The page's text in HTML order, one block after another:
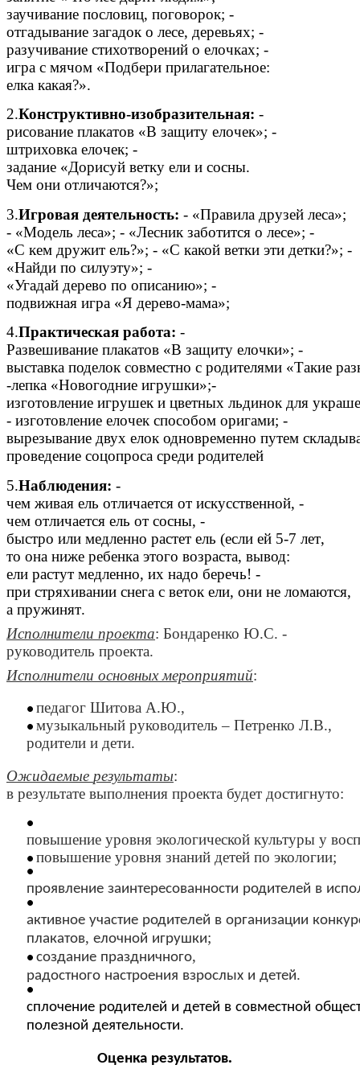
заучивание пословиц, поговорок; -
отгадывание загадок о лесе, деревьях; -
разучивание стихотворений о елочках; -
игра с мячом «Подбери прилагательное:
елка какая?».
2.Конструктивно-изобразительная: -
рисование плакатов «В защиту елочек»; -
штриховка елочек; -
задание «Дорисуй ветку ели и сосны.
Чем они отличаются?»;
3.Игровая деятельность: - «Правила друзей леса»;
- «Модель леса»; - «Лесник заботится о лесе»; -
«С кем дружит ель?»; - «С какой ветки эти детки?»; -
«Найди по силуэту»; -
«Угадай дерево по описанию»; -
подвижная игра «Я дерево-мама»;
4.Практическая работа: -
Развешивание плакатов «В защиту елочки»; -
выставка поделок совместно с родителями «Такие
-лепка «Новогодние игрушки»;-
изготовление игрушек и цветных льдинок для
- изготовление елочек способом оригами; -
вырезывание двух елок одновременно путем
проведение соцопроса среди родителей
5.Наблюдения: -
чем живая ель отличается от искусственной, -
чем отличается ель от сосны, -
быстро или медленно растет ель (если ей 5-7 лет,
то она ниже ребенка этого возраста, вывод:
ели растут медленно, их надо беречь! -
при стряхивании снега с веток ели, они не ломаются,
а пружинят.
Исполнители проекта: Бондаренко Ю.С. -
руководитель проекта.
Исполнители основных мероприятий:
педагог Шитова А.Ю.,
музыкальный руководитель –Петренко Л.В.,
родители и дети.
Ожидаемые результаты:
в результате выполнения проекта будет достигнуто:
повышение уровня экологической культуры у
повышение уровня знаний детей по экологии;
проявление заинтересованности родителей в
активное участие родителей в организации
плакатов,елочной игрушки;
создание праздничного,
радостного настроения взрослых и детей.
сплочение родителей и детей в совместной
полезной деятельности.
Оценка результатов.